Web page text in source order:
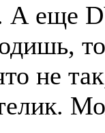
А еще
не